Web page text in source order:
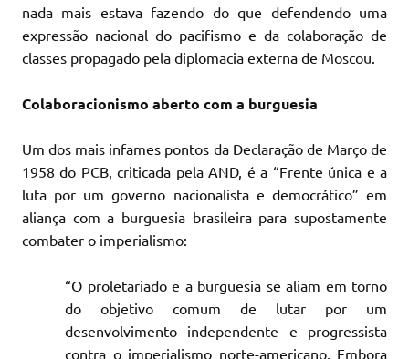
nada mais estava fazendo do que defendendo uma
expressão nacional do pacifismo e da colaboração de
classes propagado pela diplomacia externa de Moscou.
Colaboracionismo aberto com a burguesia
Um dos mais infames pontos da Declaração de Março de
1958 do PCB, criticada pela AND, é a “Frente única e a
luta por um governo nacionalista e democrático” em
aliança com a burguesia brasileira para supostamente
combater o imperialismo:
“O proletariado e a burguesia se aliam em torno
do objetivo comum de lutar por um
desenvolvimento independente e progressista
contra o imperialismo norte-americano. Embora